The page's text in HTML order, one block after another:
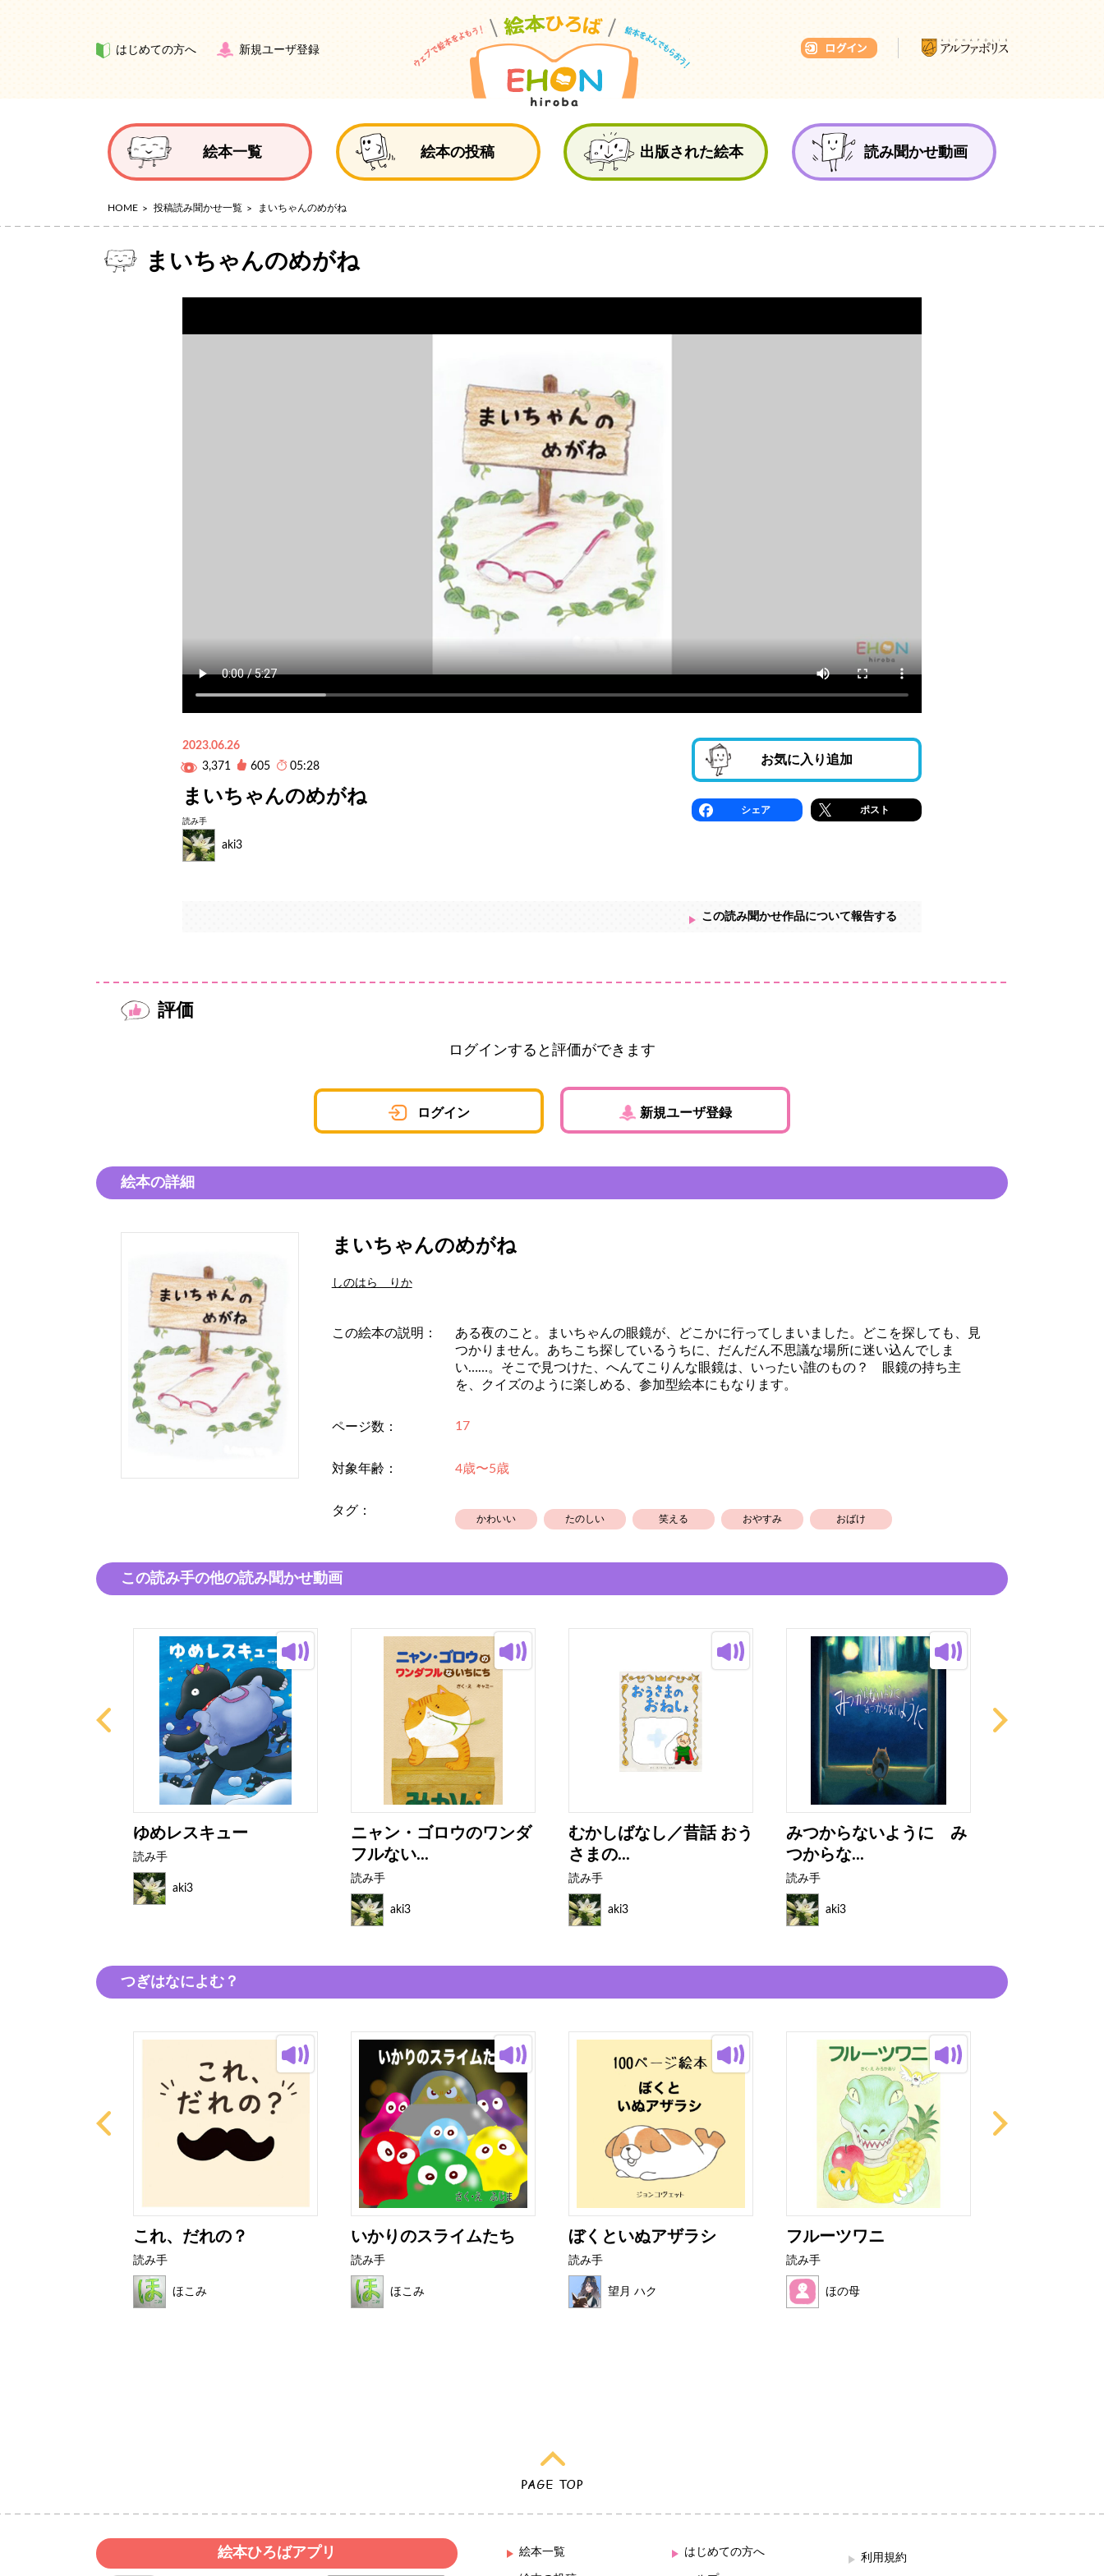
はじめての方へ 新規ユーザ登録
絵本一覧 絵本の投稿 出版された絵本 読み聞かせ動画
HOME 投稿読み聞かせ一覧 まいちゃんのめがね
まいちゃんのめがね
2023.06.26
3,371
605 05:28
まいちゃんのめがね
読み手
aki3
お気に入り追加
シェア ポスト
この読み聞かせ作品について報告する
評価
ログインすると評価ができます
ログイン 新規ユーザ登録
絵本の詳細
まいちゃんのめがね
しのはら りか
この絵本の説明：
ある夜のこと。まいちゃんの眼鏡が、どこかに行ってしまいました。どこを探しても、見
つかりません。あちこち探しているうちに、だんだん不思議な場所に迷い込んでしま
い……。そこで見つけた、へんてこりんな眼鏡は、いったい誰のもの？ 眼鏡の持ち主
を、クイズのように楽しめる、参加型絵本にもなります。
ページ数： 17
対象年齢： 4歳〜5歳
タグ：
かわいい たのしい 笑える おやすみ おばけ
この読み手の他の読み聞かせ動画
ゆめレスキュー
読み手
aki3
ニャン・ゴロウのワンダ
フルない...
読み手
aki3
むかしばなし／昔話 おう
さまの...
読み手
aki3
みつからないように み
つからな...
読み手
aki3
つぎはなによむ？
これ、だれの？
読み手
ほこみ
いかりのスライムたち
読み手
ほこみ
ぼくといぬアザラシ
読み手
望月 ハク
フルーツワニ
読み手
ほの母
絵本ひろばアプリ 絵本一覧 はじめての方へ 利用規約